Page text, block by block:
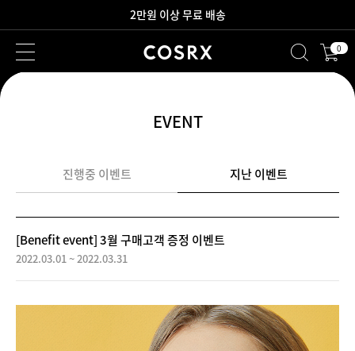
2만원 이상 무료 배송
새로워진 회원 혜택을 만나보세요! 0
EVENT
진행중 이벤트 지난 이벤트
[Benefit event] 3월 구매고객 증정 이벤트
2022.03.01 ~ 2022.03.31